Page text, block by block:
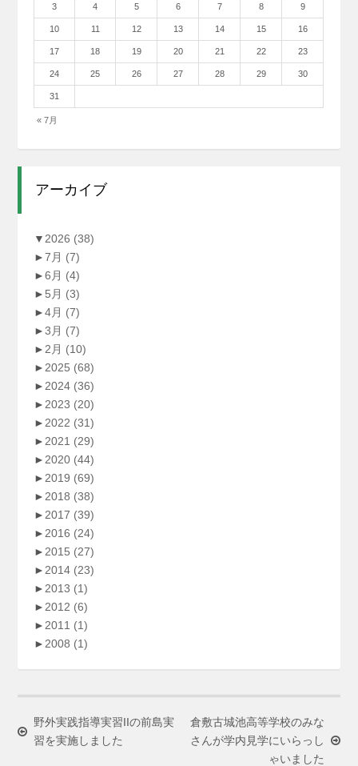
« 7月
3 4 5 6 7 8 9
10 11 12 13 14 15 16
17 18 19 20 21 22 23
24 25 26 27 28 29 30
31
アーカイブ
▼ 2026 (38)
►7月 (7)
►6月 (4)
► 5月 (3)
►4月 (7)
►3月 (7)
► 2月 (10)
► 2025 (68)
► 2024 (36)
► 2023 (20)
► 2022 (31)
► 2021 (29)
► 2020 (44)
► 2019 (69)
► 2018 (38)
► 2017 (39)
► 2016 (24)
► 2015 (27)
► 2014 (23)
► 2013 (1)
► 2012 (6)
► 2011 (1)
► 2008 (1)
野外実践指導実習IIの前島実
習を実施しました
倉敷古城池高等学校のみな
さんが学内見学にいらっし
ゃいました